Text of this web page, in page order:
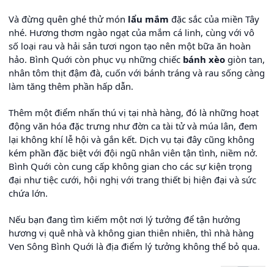
Và đừng quên ghé thử món lẩu mắm đặc sắc của miền Tây
nhé. Hương thơm ngào ngạt của mắm cá linh, cùng với vô
số loại rau và hải sản tươi ngon tạo nên một bữa ăn hoàn
hảo. Bình Quới còn phục vụ những chiếc bánh xèo giòn tan,
nhân tôm thịt đậm đà, cuốn với bánh tráng và rau sống càng
làm tăng thêm phần hấp dẫn.
Thêm một điểm nhấn thú vị tại nhà hàng, đó là những hoạt
động văn hóa đặc trưng như đờn ca tài tử và múa lân, đem
lại không khí lễ hội và gắn kết. Dịch vụ tại đây cũng không
kém phần đặc biệt với đội ngũ nhân viên tận tình, niềm nở.
Bình Quới còn cung cấp không gian cho các sự kiện trọng
đại như tiệc cưới, hội nghị với trang thiết bị hiện đại và sức
chứa lớn.
Nếu bạn đang tìm kiếm một nơi lý tưởng để tận hưởng
hương vị quê nhà và không gian thiên nhiên, thì nhà hàng
Ven Sông Bình Quới là địa điểm lý tưởng không thể bỏ qua.